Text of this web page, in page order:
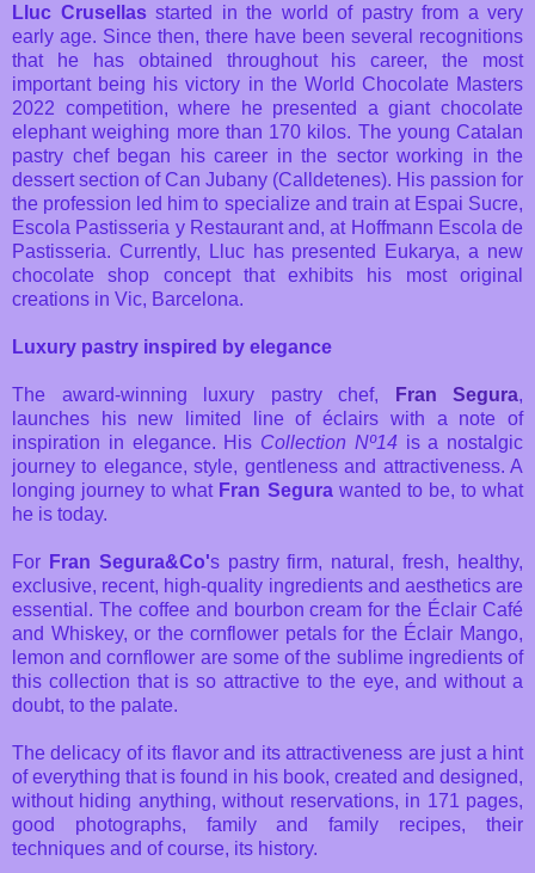
Lluc Crusellasstarted in the world of pastry from a very
early age. Since then, there have been several recognitions
that he has obtained throughout his career, the most
important being his victory in the World Chocolate Masters
2022 competition, where he presented a giant chocolate
elephant weighing more than 170 kilos. The young Catalan
pastry chef began his career in the sector working in the
dessert section of Can Jubany (Calldetenes). His passion for
the profession led him to specialize and train at Espai Sucre,
Escola Pastisseria y Restaurant and, at Hoffmann Escola de
Pastisseria. Currently, Lluc has presented Eukarya, a new
chocolate shop concept that exhibits his most original
creations in Vic, Barcelona.
Luxury pastry inspired by elegance
The award-winning luxury pastry chef, Fran Segura,
launches his new limited line of éclairs with a note of
inspiration in elegance. His Collection Nº14is a nostalgic
journey to elegance, style, gentleness and attractiveness. A
longing journey to what Fran Segura wanted to be, to what
he is today.
For Fran Segura&Co's pastry firm, natural, fresh, healthy,
exclusive, recent, high-quality ingredients and aesthetics are
essential. The coffee and bourbon cream for the Éclair Café
and Whiskey, or the cornflower petals for the Éclair Mango,
lemon and cornflower are some of the sublime ingredients of
this collection that is so attractive to the eye, and without a
doubt, to the palate.
The delicacy of its flavor and its attractiveness are just a hint
of everything that is found in his book, created and designed,
without hiding anything, without reservations, in 171 pages,
good photographs, family and family recipes, their
techniques and of course, its history.